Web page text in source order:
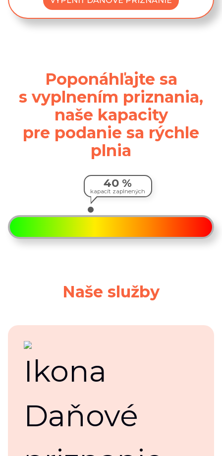
Poponáhľajte sa
s vyplnením priznania,
naše kapacity
pre podanie sa rýchle
plnia
40 %
kapacít zaplnených
Aktuálna vyťaženosť
Naše služby